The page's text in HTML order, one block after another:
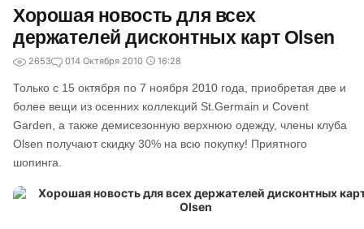
Хорошая новость для всех
держателей дисконтных карт Olsen
2653 014 Октября 2010 16:28
Только с 15 октября по 7 ноября 2010 года, приобретая две и
более вещи из осенних коллекций St.Germain и Covent
Garden, а также демисезонную верхнюю одежду, члены клуба
Olsen получают скидку 30% на всю покупку! Приятного
шопинга.